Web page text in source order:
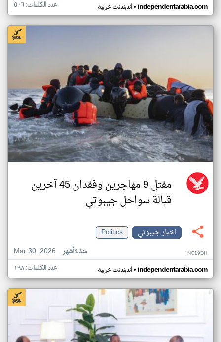
اندبندنت عربية• independentarabia.com عدد الكلمات: ٥٠٦
مقتل 9 مهاجرين وفقدان 45 آخرين
قبالة سواحل جيبوتي
اخبار جيبوتي
Politics
Mar 30, 2026
منذ ٤ أشهر NC19DH
اندبندنت عربية• independentarabia.com عدد الكلمات: ١٩٨